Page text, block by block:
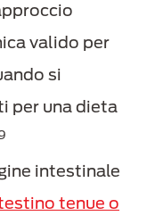
valido per
si
per una dieta
intestinale
tenue o